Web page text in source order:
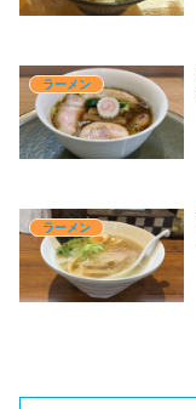
ラーメン
ラーメン